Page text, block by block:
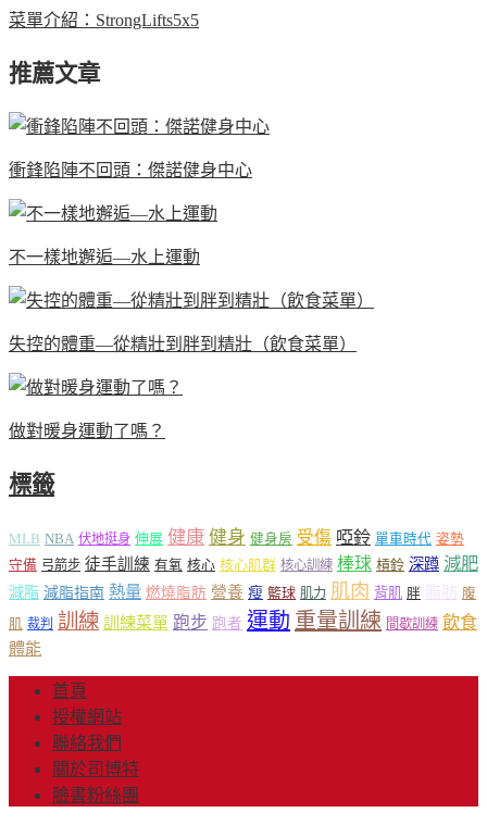
菜單介紹：StrongLifts5x5
推薦文章
衝鋒陷陣不回頭：傑諾健身中心
不一樣地邂逅—水上運動
失控的體重—從精壯到胖到精壯（飲食菜單）
做對暖身運動了嗎？
標籤
MLB NBA 伏地挺身 伸展 健康 健身 健身房 受傷 啞鈴 單車時代 姿勢
守備 弓箭步 徒手訓練 有氧 核心 核心肌群 核心訓練 棒球 槓鈴 深蹲 減肥
減脂 減脂指南 熱量 燃燒脂肪 營養 瘦 籃球 肌力 肌肉 背肌 胖 脂肪 腹
肌 裁判 訓練 訓練菜單 跑步 跑者 運動 重量訓練 間歇訓練 飲食
體能
首頁
授權網站
聯絡我們
關於司博特
臉書粉絲團